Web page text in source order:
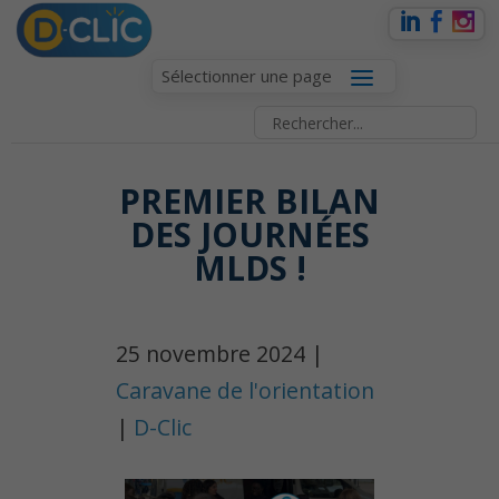
Sélectionner une page
PREMIER BILAN
DES JOURNÉES
MLDS !
25 novembre 2024 |
Caravane de l'orientation
| D-Clic